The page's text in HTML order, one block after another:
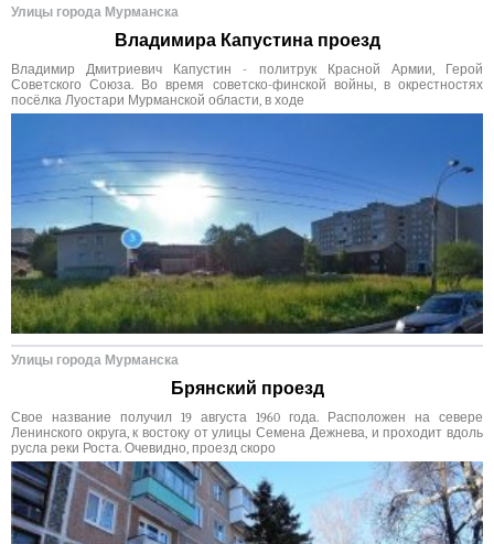
Улицы города Мурманска
Владимира Капустина проезд
Владимир Дмитриевич Капустин - политрук Красной Армии, Герой
Советского Союза. Во время советско-финской войны, в окрестностях
посёлка Луостари Мурманской области, в ходе
Улицы города Мурманска
Брянский проезд
Свое название получил 19 августа 1960 года. Расположен на севере
Ленинского округа, к востоку от улицы Семена Дежнева, и проходит вдоль
русла реки Роста. Очевидно, проезд скоро